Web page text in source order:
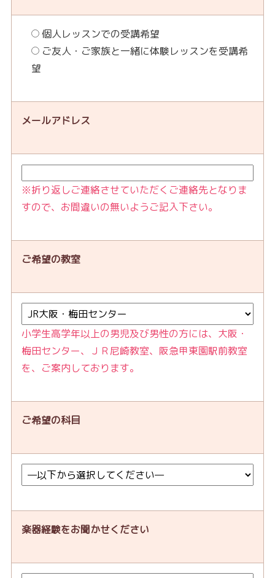
個人レッスンでの受講希望
ご友人・ご家族と一緒に体験レッスンを受講希
望
メールアドレス
※折り返しご連絡させていただくご連絡先となりま
すので、お間違いの無いようご記入下さい。
ご希望の教室
小学生高学年以上の男児及び男性の方には、大阪・
梅田センター、ＪＲ尼崎教室、阪急甲東園駅前教室
を、ご案内しております。
ご希望の科目
楽器経験をお聞かせください